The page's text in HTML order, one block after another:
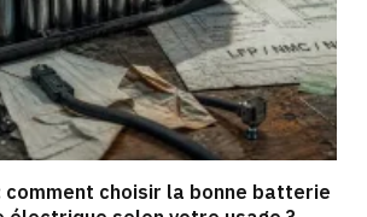
: comment choisir la bonne batterie